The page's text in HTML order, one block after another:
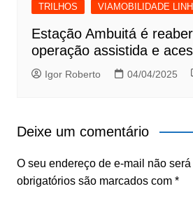
TRILHOS VIAMOBILIDADE
Estação Ambuitá é
operação assistida e
Igor Roberto 04/04/2025
Deixe um comentário
O seu endereço de e-mail não
obrigatórios são marcados com *